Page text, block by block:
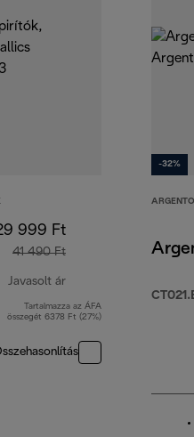
999 Ft
41 490 Ft
Javasolt ár
eredeti ár 41 490 Ft
Tartalmazza az ÁFA
összegét 6378 Ft (27%)
-32%